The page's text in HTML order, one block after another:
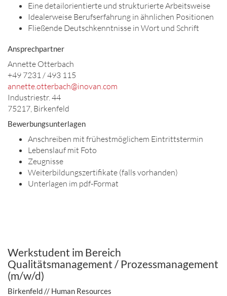
Eine detailorientierte und strukturierte Arbeitsweise
Idealerweise Berufserfahrung in ähnlichen Positionen
Fließende Deutschkenntnisse in Wort und Schrift
Ansprechpartner
Annette Otterbach
+49 7231 / 493 115
annette.otterbach@inovan.com
Industriestr. 44
75217, Birkenfeld
Bewerbungsunterlagen
Anschreiben mit frühestmöglichem Eintrittstermin
Lebenslauf mit Foto
Zeugnisse
Weiterbildungszertifikate (falls vorhanden)
Unterlagen im pdf-Format
Werkstudent im Bereich
Qualitätsmanagement / Prozessmanagement
(m/w/d)
Birkenfeld // Human Resources